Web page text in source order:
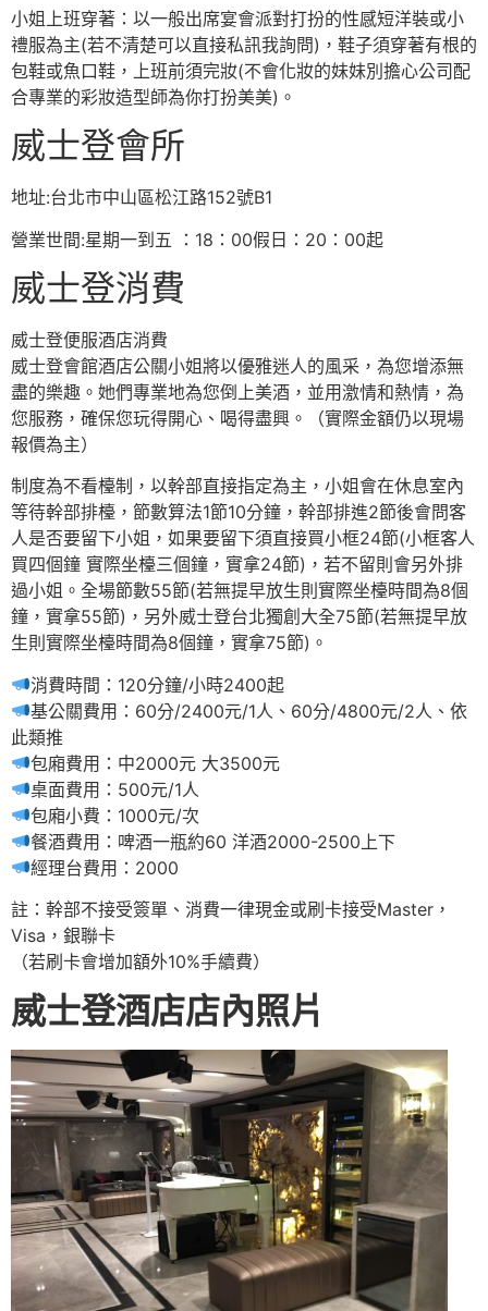
小姐上班穿著：以一般出席宴會派對打扮的性感短洋裝或小
禮服為主(若不清楚可以直接私訊我詢問)，鞋子須穿著有根的
包鞋或魚口鞋，上班前須完妝(不會化妝的妹妹別擔心公司配
合專業的彩妝造型師為你打扮美美)。
威士登會所
地址:台北市中山區松江路152號B1
營業世間:星期一到五 ：18：00假日：20：00起
威士登消費
威士登便服酒店消費
威士登會館酒店公關小姐將以優雅迷人的風采，為您增添無
盡的樂趣。她們專業地為您倒上美酒，並用激情和熱情，為
您服務，確保您玩得開心、喝得盡興。（實際金額仍以現場
報價為主）
制度為不看檯制，以幹部直接指定為主，小姐會在休息室內
等待幹部排檯，節數算法1節10分鐘，幹部排進2節後會問客
人是否要留下小姐，如果要留下須直接買小框24節(小框客人
買四個鐘 實際坐檯三個鐘，實拿24節)，若不留則會另外排
過小姐。全場節數55節(若無提早放生則實際坐檯時間為8個
鐘，實拿55節)，另外威士登台北獨創大全75節(若無提早放
生則實際坐檯時間為8個鐘，實拿75節)。
消費時間：120分鐘/小時2400起
基公關費用：60分/2400元/1人、60分/4800元/2人、依
此類推
包廂費用：中2000元 大3500元
桌面費用：500元/1人
包廂小費：1000元/次
餐酒費用：啤酒一瓶約60 洋酒2000-2500上下
經理台費用：2000
註：幹部不接受簽單、消費一律現金或刷卡接受Master，
Visa，銀聯卡
（若刷卡會增加額外10%手續費）
威士登酒店店內照片